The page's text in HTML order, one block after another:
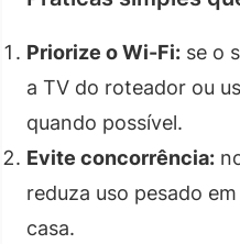
Priorize o Wi-Fi: se o
a TV do roteador ou
quando possível.
Evite concorrência:
reduza uso pesado
casa.